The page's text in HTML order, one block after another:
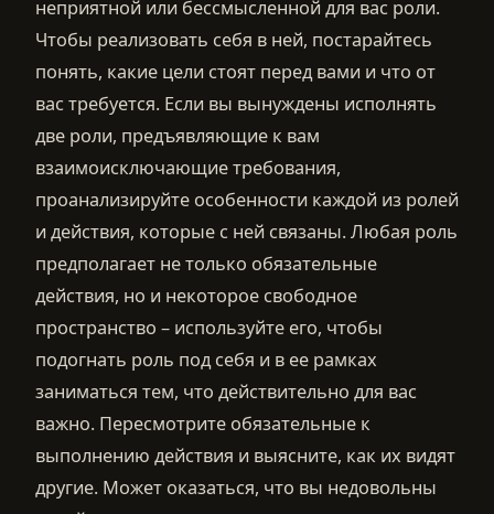
неприятной или бессмысленной для вас роли.
Чтобы реализовать себя в ней, постарайтесь
понять, какие цели стоят перед вами и что от
вас требуется. Если вы вынуждены исполнять
две роли, предъявляющие к вам
взаимоисключающие требования,
проанализируйте особенности каждой из ролей
и действия, которые с ней связаны. Любая роль
предполагает не только обязательные
действия, но и некоторое свободное
пространство – используйте его, чтобы
подогнать роль под себя и в ее рамках
заниматься тем, что действительно для вас
важно. Пересмотрите обязательные к
выполнению действия и выясните, как их видят
другие. Может оказаться, что вы недовольны